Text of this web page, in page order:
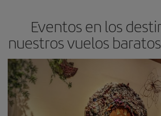
Eventos en los
nuestros vuelos